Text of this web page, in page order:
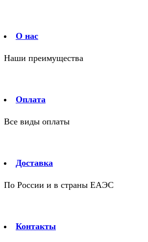
О нас
Наши преимущества
Оплата
Все виды оплаты
Доставка
По России и в страны ЕАЭС
Контакты